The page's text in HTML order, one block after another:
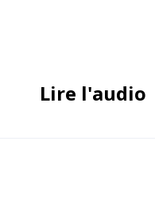
Lire l'audio